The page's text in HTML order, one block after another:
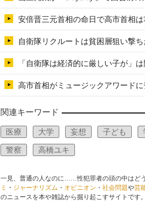
関連キーワード
医療 大学 妄想 子ども
警察 高橋ユキ
一見、普通の人なのに……性犯罪者の頭の中はど
ミ ・ ジャーナリズム ・ オピニオン ・ 社会問題や芸
のニュースを本や雑誌から掘り起こすサイトです。